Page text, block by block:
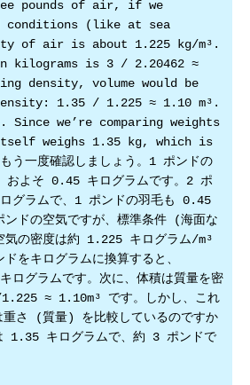
pounds of air, if we
conditions (like at sea
of air is about 1.225 kg/m³.
kilograms is 3 / 2.20462 ≈
density, volume would be
1.35 / 1.225 ≈ 1.10 m³.
Since we’re comparing weights
weighs 1.35 kg, which is
一度確認しましょう。1 ポンドの
およそ 0.45 キログラムです。2 ポ
グラムで、1 ポンドの羽毛も 0.45
ンドの空気ですが、標準条件 (海面な
気の密度は約 1.225 キログラム/m³
をキログラムに換算すると、
グラムです。次に、体積は質量を密
≈ 1.10m³ です。しかし、これ
重さ (質量) を比較しているのですか
1.35 キログラムで、約 3 ポンドで